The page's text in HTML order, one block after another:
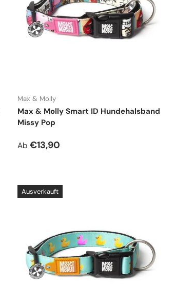
Max & Molly
Max & Molly Smart ID Hundehalsband
Missy Pop
Normaler Preis
Ab €13,90
Ausverkauft